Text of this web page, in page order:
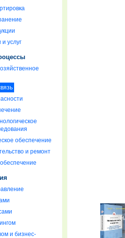
услуг
обеспечение
и ремонт
и бизнес-